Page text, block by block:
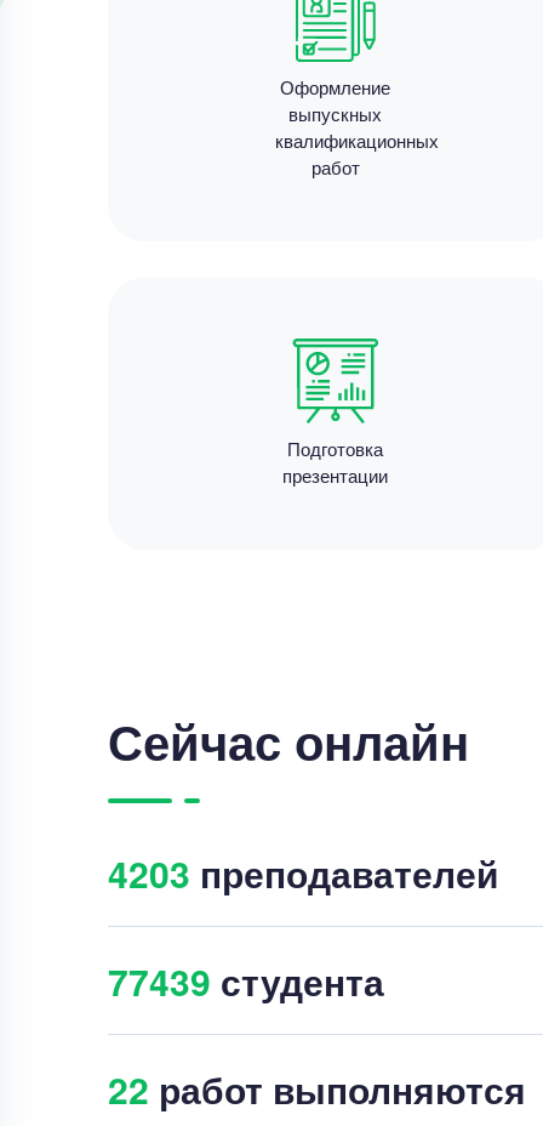
Оформление
выпускных
квалификационных
работ
Подготовка
презентации
Сейчас онлайн
4210 преподавателей
77449 студента
23 работ выполняются